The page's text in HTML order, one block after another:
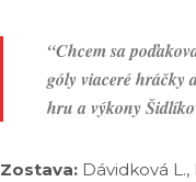
“Chcem sa
góly viaceré hráčky
hru a výkony
Zostava: Dávidková